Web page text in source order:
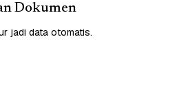
Dokumen
jadi data otomatis.